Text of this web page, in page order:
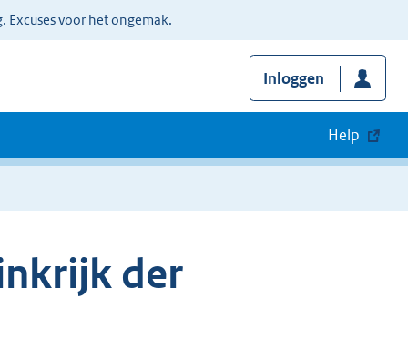
voor het ongemak.
Inloggen
Help
der